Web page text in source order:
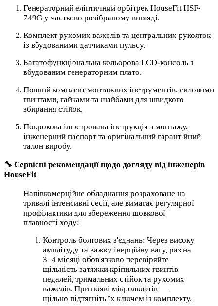
Генераторний еліптичний орбітрек HouseFit HSF-
749G у частково розібраному вигляді.
Комплект рухомих важелів та центральних рукояток
із вбудованими датчиками пульсу.
Багатофункціональна кольорова LCD-консоль з
вбудованим генераторним плато.
Повний комплект монтажних інструментів, силовими
гвинтами, гайками та шайбами для швидкого
збирання стійок.
Покрокова ілюстрована інструкція з монтажу,
інженерний паспорт та оригінальний гарантійний
талон виробу.
🔧 Сервісні рекомендації щодо догляду від інженерів
HouseFit
Напівкомерційне обладнання розраховане на
тривалі інтенсивні сесії, але вимагає регулярної
профілактики для збереження шовкової
плавності ходу:
Контроль болтових з'єднань: Через високу
амплітуду та важку інерційну вагу, раз на
3–4 місяці обов'язково перевіряйте
щільність затяжки кріпильних гвинтів
педалей, тримальних стійок та рухомих
важелів. При появі мікролюфтів —
щільно підтягніть їх ключем із комплекту.